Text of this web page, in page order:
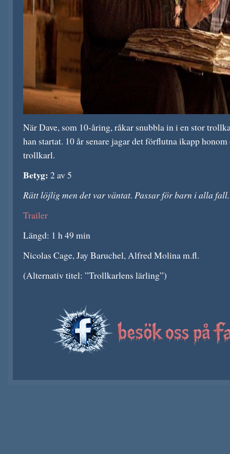
När Dave, som 10-åring, råkar snubbla in i en stor
han startat. 10 år senare jagar det förflutna ikapp
trollkarl.
Betyg: 2 av 5
Rätt löjlig men det var väntat. Passar för barn i alla fall.
Trailer
Längd: 1 h 49 min
Nicolas Cage, Jay Baruchel, Alfred Molina m.fl.
(Alternativ titel: ”Trollkarlens lärling”)